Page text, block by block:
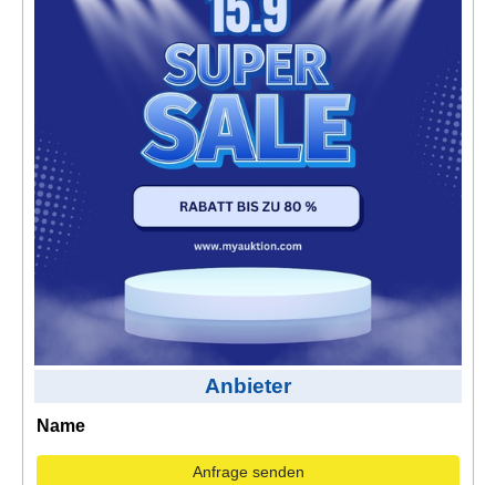
Kontakt
AGB, Nutzungsbedingungen
Anbieter
Name
Anfrage senden